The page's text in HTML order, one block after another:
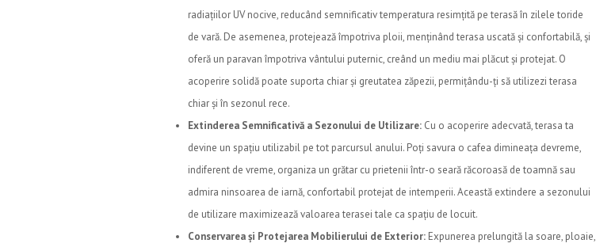
radiațiilor UV nocive, reducând semnificativ temperatura resimțită pe terasă în zilele toride
de vară. De asemenea, protejează împotriva ploii, menținând terasa uscată și confortabilă, și
oferă un paravan împotriva vântului puternic, creând un mediu mai plăcut și protejat. O
acoperire solidă poate suporta chiar și greutatea zăpezii, permițându-ți să utilizezi terasa
chiar și în sezonul rece.
Extinderea Semnificativă a Sezonului de Utilizare: Cu o acoperire adecvată, terasa ta
devine un spațiu utilizabil pe tot parcursul anului. Poți savura o cafea dimineața devreme,
indiferent de vreme, organiza un grătar cu prietenii într-o seară răcoroasă de toamnă sau
admira ninsoarea de iarnă, confortabil protejat de intemperii. Această extindere a sezonului
de utilizare maximizează valoarea terasei tale ca spațiu de locuit.
Conservarea și Protejarea Mobilierului de Exterior: Expunerea prelungită la soare, ploaie,